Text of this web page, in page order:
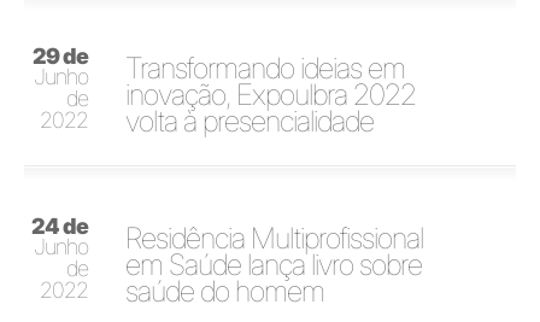
29 de
Junho
de
2022
Transformando ideias em
inovação, Expoulbra 2022
volta à presencialidade
24 de
Junho
de
2022
Residência Multiprofissional
em Saúde lança livro sobre
saúde do homem